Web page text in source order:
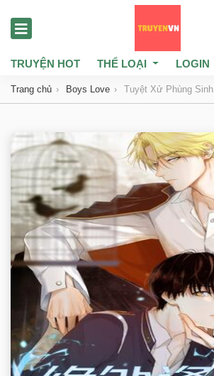
TRUYỆN HOT THỂ LOẠI LOGIN
Trang chủ Boys Love Tuyệt Xử Phùng Sinh